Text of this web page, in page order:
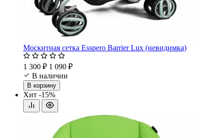
Москитная сетка Esspero Barrier Lux (невидимка)
1 300 ₽ 1 090 ₽
В наличии
В корзину
Хит -15%